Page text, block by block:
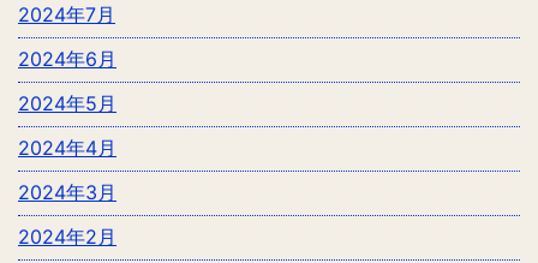
2024年7月
2024年6月
2024年5月
2024年4月
2024年3月
2024年2月